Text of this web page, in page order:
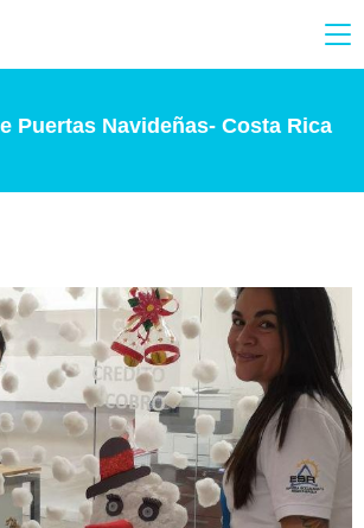
Puertas Navideñas- Costa Rica